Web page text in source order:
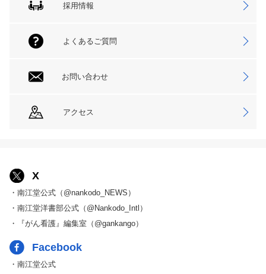
採用情報
よくあるご質問
お問い合わせ
アクセス
X
・南江堂公式（@nankodo_NEWS）
・南江堂洋書部公式（@Nankodo_Intl）
・『がん看護』編集室（@gankango）
Facebook
・南江堂公式